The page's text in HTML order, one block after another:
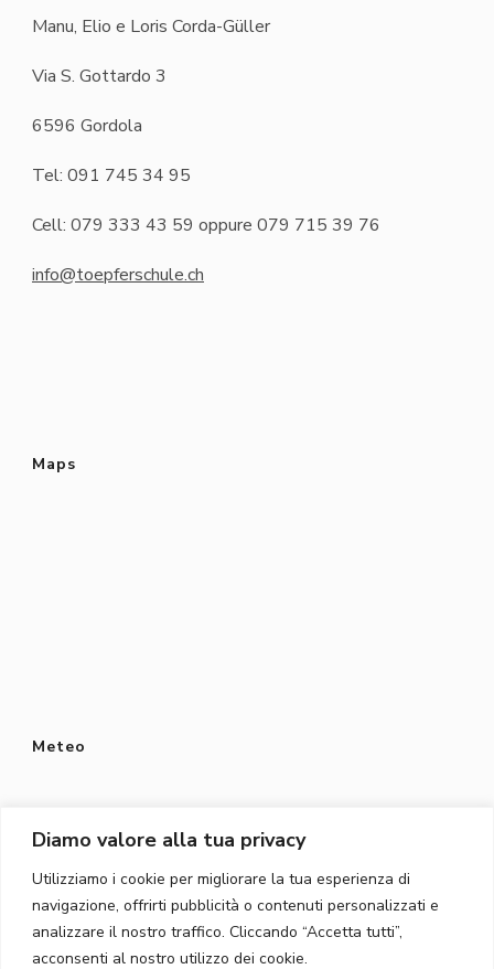
Diamo valore alla tua privacy
Utilizziamo i cookie per migliorare la tua esperienza di
navigazione, offrirti pubblicità o contenuti personalizzati e
analizzare il nostro traffico. Cliccando “Accetta tutti”,
acconsenti al nostro utilizzo dei cookie.
Manu, Elio e Loris Corda-Güller
Via S. Gottardo 3
6596 Gordola
Tel: 091 745 34 95
Cell: 079 333 43 59 oppure 079 715 39 76
info@toepferschule.ch
Maps
Meteo
Protezione dei dati
Privacy Policy